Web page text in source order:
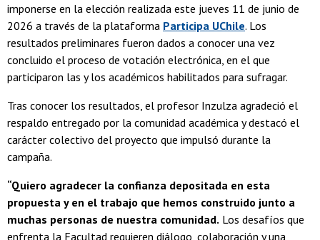
imponerse en la elección realizada este jueves 11 de junio de
2026 a través de la plataforma Participa UChile. Los
resultados preliminares fueron dados a conocer una vez
concluido el proceso de votación electrónica, en el que
participaron las y los académicos habilitados para sufragar.
Tras conocer los resultados, el profesor Inzulza agradeció el
respaldo entregado por la comunidad académica y destacó el
carácter colectivo del proyecto que impulsó durante la
campaña.
“Quiero agradecer la confianza depositada en esta
propuesta y en el trabajo que hemos construido junto a
muchas personas de nuestra comunidad. Los desafíos que
enfrenta la Facultad requieren diálogo, colaboración y una